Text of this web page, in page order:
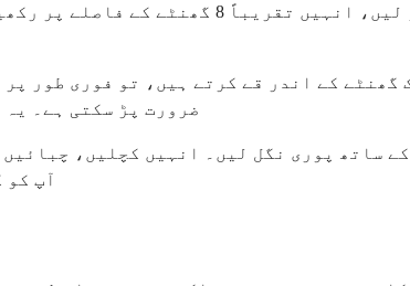
ہر روز ایک ہی وقت پر لیں،
گھنٹے کے اندر قے کرتے ہیں، تو فوری طور
ضرورت پڑ سکتی ہے۔ یہ
ساتھ پوری نگل لیں۔ انہیں کچلیں،
آپ کو